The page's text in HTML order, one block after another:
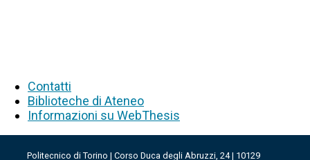
Contatti
Biblioteche di Ateneo
Informazioni su WebThesis
Politecnico di Torino | Corso Duca degli Abruzzi, 24 | 10129